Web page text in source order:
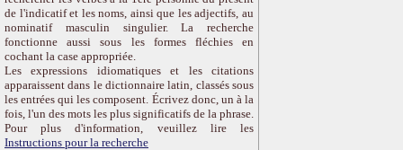
de l'indicatif et les noms, ainsi que les adjectifs, au
nominatif masculin singulier. La recherche
fonctionne aussi sous les formes fléchies en
cochant la case appropriée.
Les expressions idiomatiques et les citations
apparaissent dans le dictionnaire latin, classés sous
les entrées qui les composent. Écrivez donc, un à la
fois, l'un des mots les plus significatifs de la phrase.
Pour plus d'information, veuillez lire les
Instructions pour la recherche